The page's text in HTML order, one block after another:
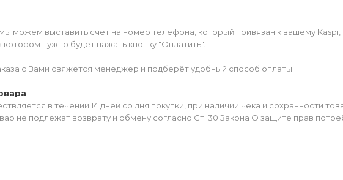
можем выставить счет на номер телефона, который привязан к вашему
нужно будет нажать кнопку "Оплатить".
с Вами свяжется менеджер и подберёт удобный способ оплаты.
в течении 14 дней со дня покупки, при наличии чека и сохранности
не подлежат возврату и обмену согласно Ст. 30 Закона О защите прав